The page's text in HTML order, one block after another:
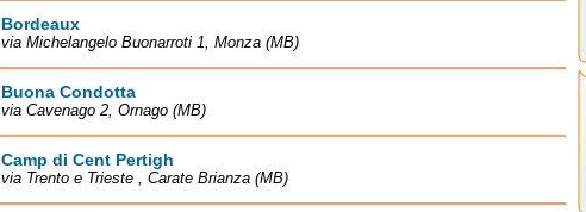
Bordeaux
via Michelangelo Buonarroti 1, Monza (MB)
Buona Condotta
via Cavenago 2, Ornago (MB)
Camp di Cent Pertigh
via Trento e Trieste , Carate Brianza (MB)